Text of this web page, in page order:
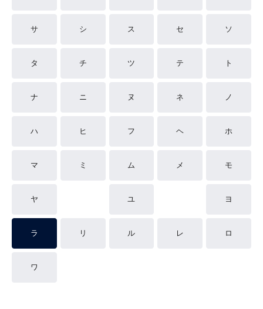
サ シ ス セ ソ
タ チ ツ テ ト
ナ ニ ヌ ネ ノ
ハ ヒ フ ヘ ホ
マ ミ ム メ モ
ヤ ユ ヨ
ラ リ ル レ ロ
ワ